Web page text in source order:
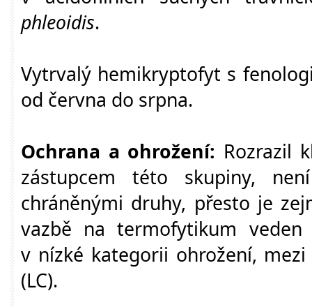
phleoidis.
Vytrvalý hemikryptofyt s
od června do srpna.
Ochrana a ohrožení: Rozrazil
zástupcem této skupiny,
chráněnými druhy, přesto je
vazbě na termofytikum veden
v nízké kategorii ohrožení,
(LC).